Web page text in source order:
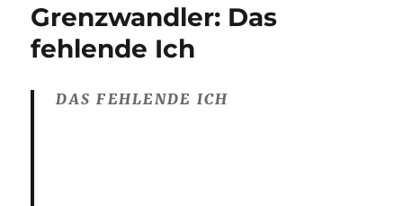
Grenzwandler: Das
fehlende Ich
DAS FEHLENDE ICH